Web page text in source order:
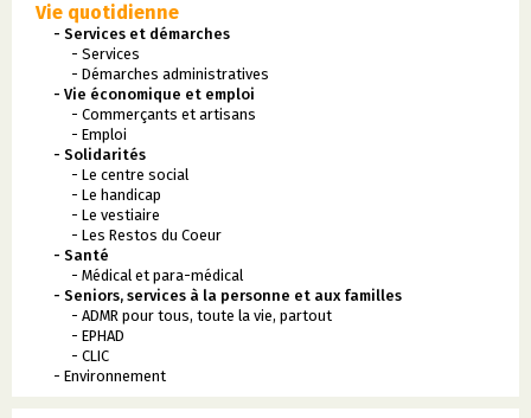
Vie quotidienne
- Services et démarches
- Services
- Démarches administratives
- Vie économique et emploi
- Commerçants et artisans
- Emploi
- Solidarités
- Le centre social
- Le handicap
- Le vestiaire
- Les Restos du Coeur
- Santé
- Médical et para-médical
- Seniors, services à la personne et aux familles
- ADMR pour tous, toute la vie, partout
- EPHAD
- CLIC
- Environnement